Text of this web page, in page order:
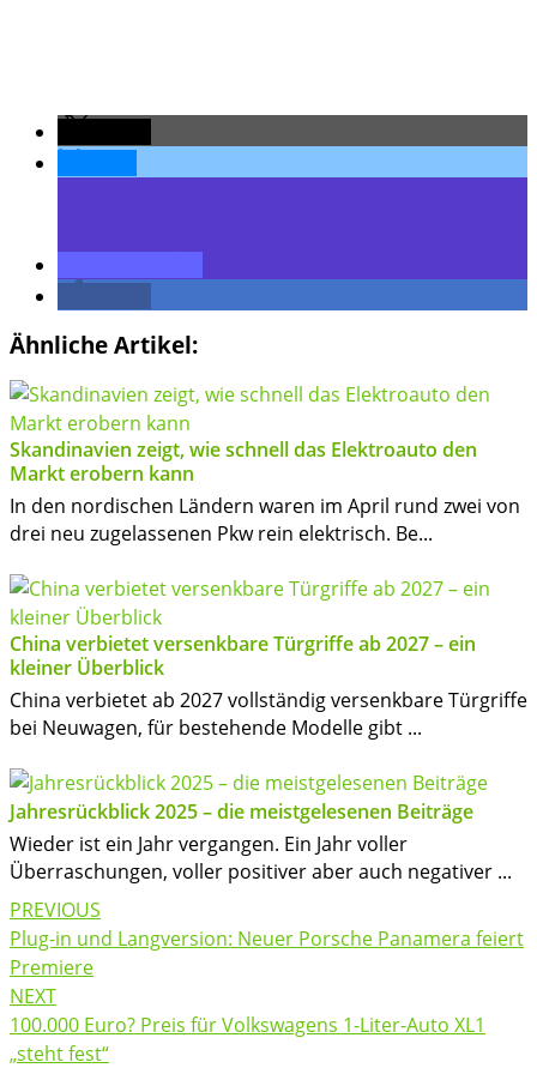
Ähnliche Artikel:
Skandinavien zeigt, wie schnell das Elektroauto den
Markt erobern kann
In den nordischen Ländern waren im April rund zwei von
drei neu zugelassenen Pkw rein elektrisch. Be...
China verbietet versenkbare Türgriffe ab 2027 – ein
kleiner Überblick
China verbietet ab 2027 vollständig versenkbare Türgriffe
bei Neuwagen, für bestehende Modelle gibt ...
Jahresrückblick 2025 – die meistgelesenen Beiträge
Wieder ist ein Jahr vergangen. Ein Jahr voller
Überraschungen, voller positiver aber auch negativer ...
Post
navigation
PREVIOUS
Plug-in und Langversion: Neuer Porsche Panamera feiert
Premiere
NEXT
100.000 Euro? Preis für Volkswagens 1-Liter-Auto XL1
„steht fest“